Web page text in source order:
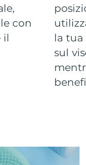
con
il
la tua
sul